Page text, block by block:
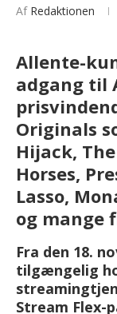
Af Redaktionen
Allente-
adgang til
Originals
Hijack,
Horses,
Lasso,
og mange
Fra den 18.
tilgængelig
Stream Flex-